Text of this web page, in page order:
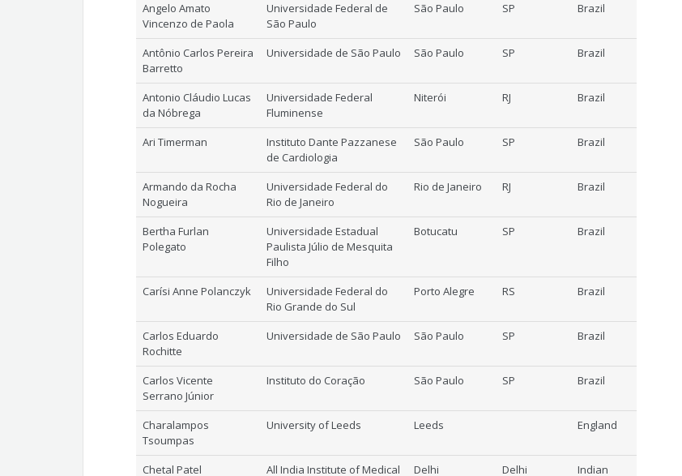
Angelo Amato
Vincenzo de Paola
Universidade Federal de
São Paulo
São Paulo SP Brazil
Antônio Carlos Pereira
Barretto
Universidade de São Paulo São Paulo SP Brazil
Antonio Cláudio Lucas
da Nóbrega
Universidade Federal
Fluminense
Niterói RJ Brazil
Ari Timerman
Instituto Dante Pazzanese
de Cardiologia
São Paulo SP Brazil
Armando da Rocha
Nogueira
Universidade Federal do
Rio de Janeiro
Rio de Janeiro RJ Brazil
Bertha Furlan
Polegato
Universidade Estadual
Paulista Júlio de Mesquita
Filho
Botucatu SP Brazil
Carísi Anne Polanczyk
Universidade Federal do
Rio Grande do Sul
Porto Alegre RS Brazil
Carlos Eduardo
Rochitte
Universidade de São Paulo São Paulo SP Brazil
Carlos Vicente
Serrano Júnior
Instituto do Coração São Paulo SP Brazil
Charalampos
Tsoumpas
University of Leeds Leeds England
Chetal Patel
All India Institute of Medical
Delhi Delhi Indian